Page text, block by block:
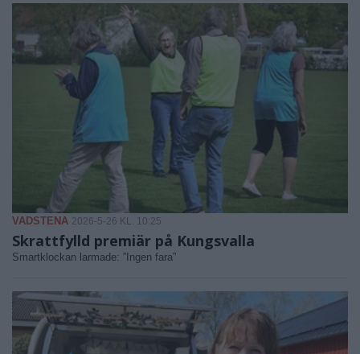
VADSTENA 2026-5-26 KL. 10:25
Skrattfylld premiär på Kungsvalla
Smartklockan larmade: ”Ingen fara”